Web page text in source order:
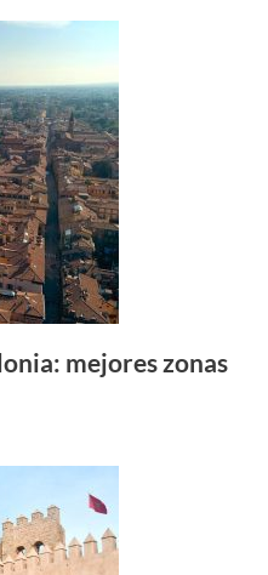
mejores zonas